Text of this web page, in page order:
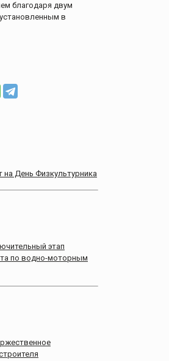
благодаря двум
в
День Физкультурника
этап
по водно-моторным